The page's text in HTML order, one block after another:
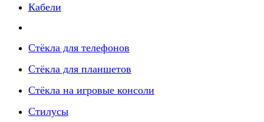
Кабели
Стёкла для телефонов
Стёкла для планшетов
Стёкла на игровые консоли
Стилусы